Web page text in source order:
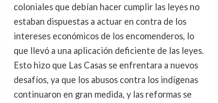
coloniales que debían hacer cumplir las leyes no
estaban dispuestas a actuar en contra de los
intereses económicos de los encomenderos, lo
que llevó a una aplicación deficiente de las leyes.
Esto hizo que Las Casas se enfrentara a nuevos
desafíos, ya que los abusos contra los indígenas
continuaron en gran medida, y las reformas se